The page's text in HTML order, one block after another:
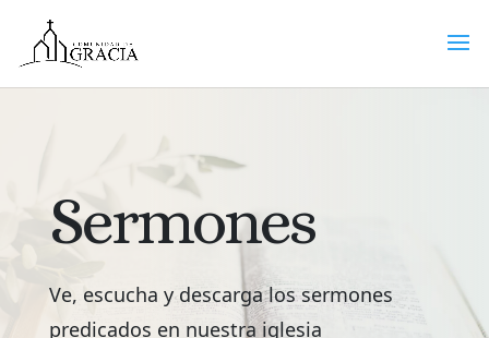
Sermones
Ve, escucha y descarga los sermones
predicados en nuestra iglesia